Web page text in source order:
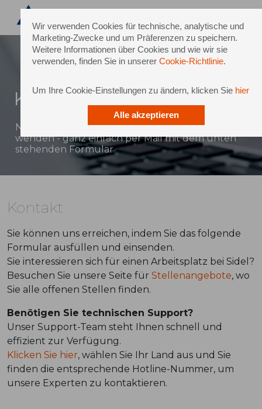
Wir verwenden Cookies für technische, analytische und
Marketing-Zwecke und um Präferenzen zu speichern.
Weitere Informationen über Cookies und wie wir sie
verwenden, finden Sie in unserer Cookie-Richtlinie.
Um Ihre Cookie-Einstellungen zu ändern, klicken Sie hier
Alle akzeptieren
Kontakt
Natürlich können Sie sich auch direkt an Sidel
wenden - ganz einfach per Mail mit dem unten
stehenden Formular
Kontakt
Sie können uns erreichen, indem Sie das folgende
Formular ausfüllen und einsenden.
Sie interessieren sich für einen Arbeitsplatz bei Sidel?
Besuchen Sie unsere Seite für Stellenangebote, wo
Sie alle offenen Stellen finden.
Benötigen Sie technischen Support?
Unser Support-Team steht Ihnen schnell und
effizient zur Verfügung.
Klicken Sie hier, wählen Sie Ihr Land aus und Sie
finden die entsprechende Hotline-Nummer, um
unsere Experten zu kontaktieren.